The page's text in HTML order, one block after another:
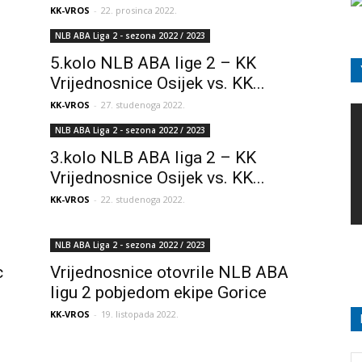
KK-VROS - 22. prosinca 2022.
NLB ABA Liga 2 - sezona 2022 / 2023
5.kolo NLB ABA lige 2 – KK
Vrijednosnice Osijek vs. KK...
KK-VROS - 27. studenoga 2022.
NLB ABA Liga 2 - sezona 2022 / 2023
3.kolo NLB ABA liga 2 – KK
Vrijednosnice Osijek vs. KK...
KK-VROS - 22. studenoga 2022.
NLB ABA Liga 2 - sezona 2022 / 2023
Vrijednosnice otovrile NLB ABA
ligu 2 pobjedom ekipe Gorice
KK-VROS - 19. listopada 2022.